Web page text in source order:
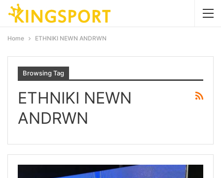
Home ETHNIKI NEWN ANDRWN
Browsing Tag
ETHNIKI NEWN
ANDRWN